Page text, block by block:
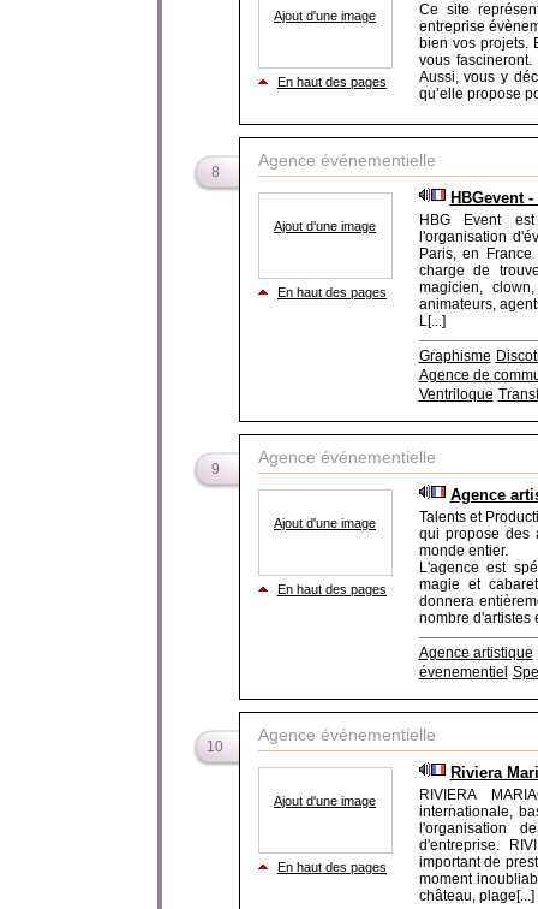
Ajout d'une image
En haut des pages
Ce site
entreprise
bien vos projets.
vous
Aussi, vous y
qu’elle propose
8
Agence événementielle
Ajout d'une image
En haut des pages
HBGevent
HBG Event
l'organisation
Paris, en
charge de
magicien,
animateurs,
L[...]
Graphisme
Agence de
Ventriloque
9
Agence événementielle
Ajout d'une image
En haut des pages
Agence
Talents et
qui propose des
monde entier.
L'agence est
magie et
donnera
nombre d'artistes
Agence artistique
évenementiel
10
Agence événementielle
Ajout d'une image
En haut des pages
Riviera
RIVIERA
internationale,
l'organisation
d'entreprise.
important de
moment
château, plage[...]